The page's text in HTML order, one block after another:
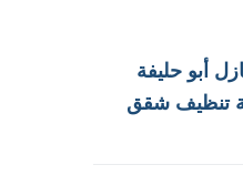
أبو حليفة
شركة تنظيف شقق